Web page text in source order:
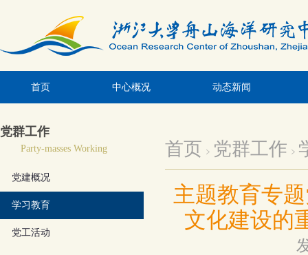
首页 中心概况 动态新闻
党群工作
Party-masses Working
党建概况
学习教育
党工活动
首页 党群工作
主题教育专
文化建设的